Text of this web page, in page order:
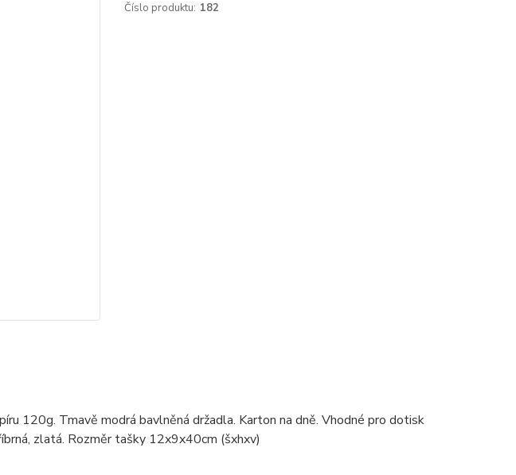
Číslo produktu: 182
120g. Tmavě modrá bavlněná držadla. Karton na dně. Vhodné pro dotisk
zlatá. Rozměr tašky 12x9x40cm (šxhxv)